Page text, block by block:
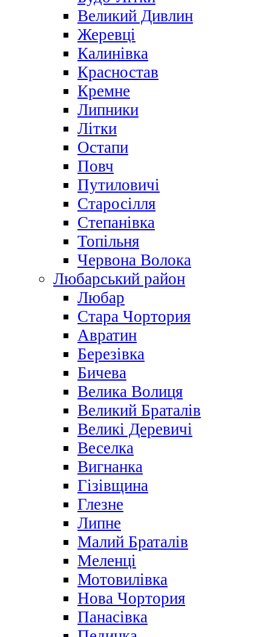
Великий Дивлин
Жеревці
Калинівка
Красностав
Кремне
Липники
Літки
Остапи
Повч
Путиловичі
Старосілля
Степанівка
Топільня
Червона Волока
Любарський район
Любар
Стара Чортория
Авратин
Березівка
Бичева
Велика Волиця
Великий Браталів
Великі Деревичі
Веселка
Вигнанка
Гізівщина
Глезне
Липне
Малий Браталів
Меленці
Мотовилівка
Нова Чортория
Панасівка